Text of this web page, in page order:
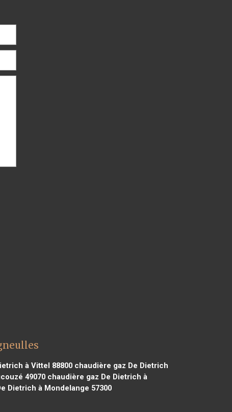
à Vittel 88800chaudière gaz De Dietrich
49070 chaudière gaz De Dietrich à
Dietrich à Mondelange 57300